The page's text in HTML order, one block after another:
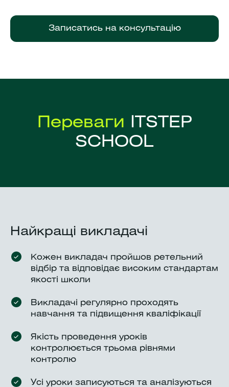
Записатись на консультацію
Переваги
ITSTEP
SCHOOL
Найкращі викладачі
Кожен викладач пройшов ретельний
відбір та відповідає високим стандартам
якості школи
Викладачі регулярно проходять
навчання та підвищення кваліфікації
Якість проведення уроків
контролюється трьома рівнями
контролю
Усі уроки записуються та аналізуються